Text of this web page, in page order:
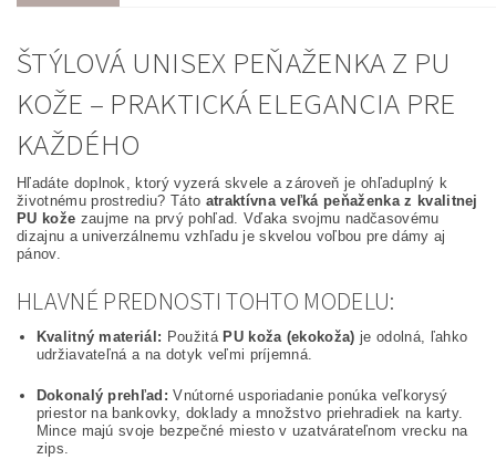
ŠTÝLOVÁ UNISEX PEŇAŽENKA Z PU
KOŽE – PRAKTICKÁ ELEGANCIA PRE
KAŽDÉHO
Hľadáte doplnok, ktorý vyzerá skvele a zároveň je ohľaduplný k
životnému prostrediu? Táto atraktívna veľká peňaženka z kvalitnej
PU kože zaujme na prvý pohľad. Vďaka svojmu nadčasovému
dizajnu a univerzálnemu vzhľadu je skvelou voľbou pre dámy aj
pánov.
HLAVNÉ PREDNOSTI TOHTO MODELU:
Kvalitný materiál: Použitá PU koža (ekokoža) je odolná, ľahko
udržiavateľná a na dotyk veľmi príjemná.
Dokonalý prehľad: Vnútorné usporiadanie ponúka veľkorysý
priestor na bankovky, doklady a množstvo priehradiek na karty.
Mince majú svoje bezpečné miesto v uzatvárateľnom vrecku na
zips.